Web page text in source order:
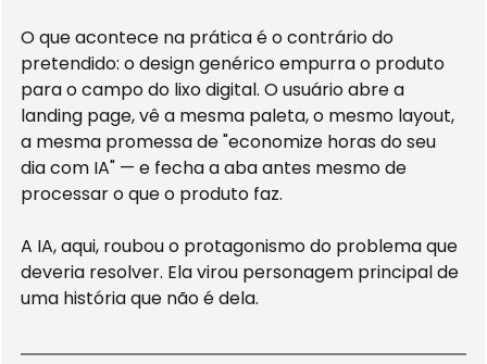
O que acontece na prática é o contrário do
pretendido: o design genérico empurra o produto
para o campo do lixo digital. O usuário abre a
landing page, vê a mesma paleta, o mesmo layout,
a mesma promessa de "economize horas do seu
dia com IA" — e fecha a aba antes mesmo de
processar o que o produto faz.
A IA, aqui, roubou o protagonismo do problema que
deveria resolver. Ela virou personagem principal de
uma história que não é dela.